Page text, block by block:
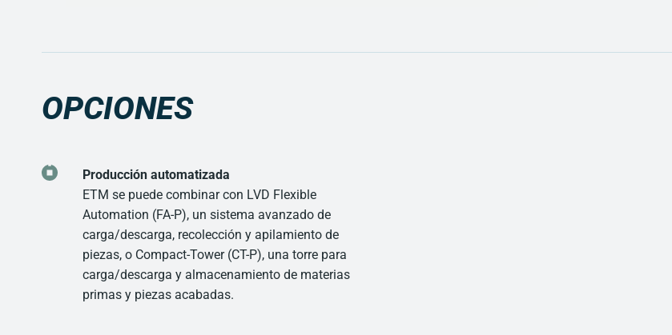
OPCIONES
Producción automatizada
ETM se puede combinar con LVD Flexible
Automation (FA-P), un sistema avanzado de
carga/descarga, recolección y apilamiento de
piezas, o Compact-Tower (CT-P), una torre para
carga/descarga y almacenamiento de materias
primas y piezas acabadas.